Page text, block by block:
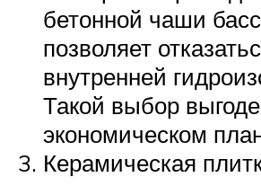
бетонной чаши
позволяет
внутренней
Такой выбор
экономическом
Керамическая